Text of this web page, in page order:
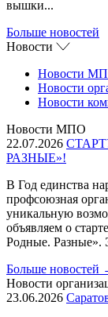
вышки...
Больше новостей
Новости
Новости
Новости
Новости
Новости МПО
22.07.2026
РАЗНЫЕ»!
В Год единства
профсоюзная
уникальную
объявляем о
Родные. Разные».
Больше новостей
Новости
23.06.2026